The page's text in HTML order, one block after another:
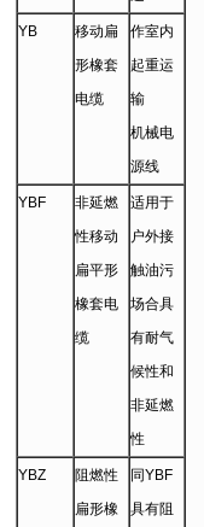
YB
移动扁
形橡套
电缆
作室内
起重运
输
机械电
源线
YBF
非延燃
性移动
扁平形
橡套电
缆
适用于
户外接
触油污
场合具
有耐气
候性和
非延燃
性
YBZ
阻燃性
扁形橡
同YBF
具有阻